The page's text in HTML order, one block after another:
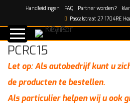
Handleidingen FAQ Partner worden?
Pascalstraat 27 1704RE
Home/PCRC15
PCRC15
Let op: Als autobedrijf kunt u
de producten te bestellen.
Als particulier helpen wij u ook